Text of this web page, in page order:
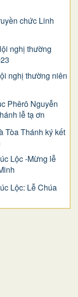
chức Linh
nghị thường
nghị thường niên
Phêrô Nguyễn
lễ tạ ơn
Tòa Thánh ký kết
Lộc -Mừng lễ
Lộc: Lễ Chúa